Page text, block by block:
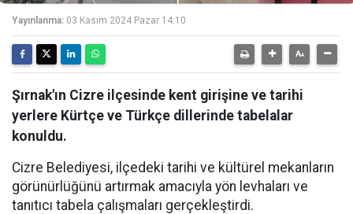
Yayınlanma: 03 Kasım 2024 Pazar 14:10
Şırnak'ın Cizre ilçesinde kent girişine ve tarihi
yerlere Kürtçe ve Türkçe dillerinde tabelalar
konuldu.
Cizre Belediyesi, ilçedeki tarihi ve kültürel mekanların
görünürlüğünü artırmak amacıyla yön levhaları ve
tanıtıcı tabela çalışmaları gerçekleştirdi.